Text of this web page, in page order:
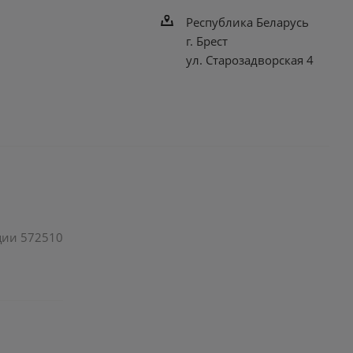
Республика Беларусь
г. Брест
ул. Старозадворская 4
572510